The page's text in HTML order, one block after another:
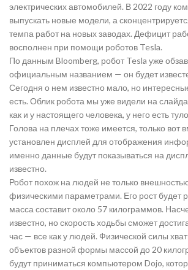
электрических автомобилей. В 2022 году
выпускать новые модели, а
темпа работ на новых заводах. Дефицит
восполнен при помощи роботов Tesla.
По данным Bloomberg, робот Tesla уже
официальным названием — он будет
Сегодня о нем известно мало, но
есть. Облик робота мы уже видели на
как и у настоящего человека, у него есть
Голова на плечах тоже имеется, только вот
установлен дисплей для отображения
именно данные будут показываться на
известно.
Робот похож на людей не только
физическими параметрами. Его рост будет
масса составит около 57 килограммов.
известно, но скорость ходьбы сможет
час — все как у людей. Физической силы
объектов разной формы массой до 20
будут приниматься компьютером Dojo,